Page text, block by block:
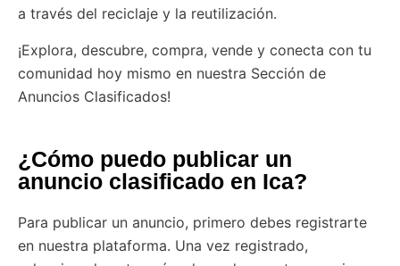
a través del reciclaje y la reutilización.
¡Explora, descubre, compra, vende y conecta con tu
comunidad hoy mismo en nuestra Sección de
Anuncios Clasificados!
¿Cómo puedo publicar un
anuncio clasificado en Ica?
Para publicar un anuncio, primero debes registrarte
en nuestra plataforma. Una vez registrado,